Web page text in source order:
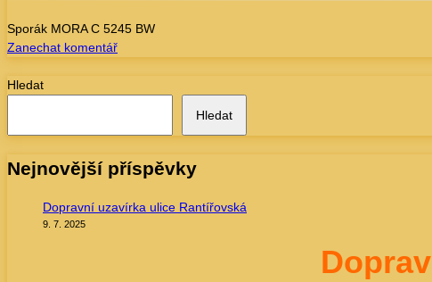
Sporák MORA C 5245 BW
Zanechat komentářna
C
5245
BW
Hledat
Hledat
Nejnovější příspěvky
Dopravní uzavírka ulice Rantířovská
9. 7. 2025